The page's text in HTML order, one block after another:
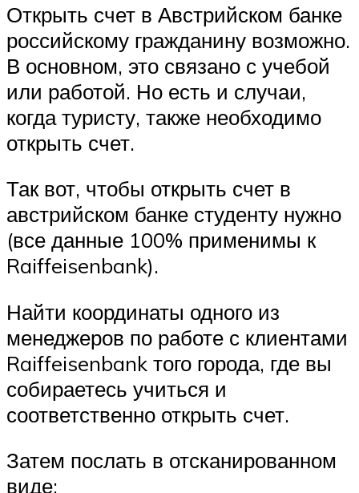
Открыть счет в Австрийском банке
российскому гражданину возможно.
В основном, это связано с учебой
или работой. Но есть и случаи,
когда туристу, также необходимо
открыть счет.
Так вот, чтобы открыть счет в
австрийском банке студенту нужно
(все данные 100% применимы к
Raiffeisenbank).
Найти координаты одного из
менеджеров по работе с клиентами
Raiffeisenbank того города, где вы
собираетесь учиться и
соответственно открыть счет.
Затем послать в отсканированном
виде: